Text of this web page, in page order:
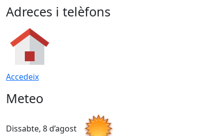
Adreces i telèfons
Accedeix
Meteo
Dissabte, 8 d’agost